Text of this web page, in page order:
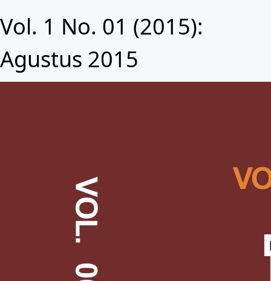
Vol. 1 No. 01 (2015):
Agustus 2015